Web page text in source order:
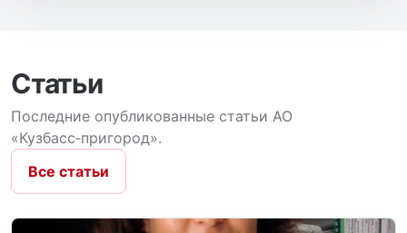
Статьи
Последние опубликованные статьи АО
«Кузбасс‑пригород».
Все статьи